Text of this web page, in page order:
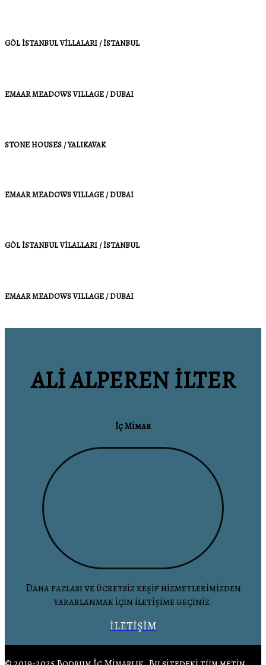
GÖL İSTANBUL VİLLALARI / İSTANBUL
EMAAR MEADOWS VILLAGE / DUBAI
STONE HOUSES / YALIKAVAK
EMAAR MEADOWS VILLAGE / DUBAI
GÖL İSTANBUL VİLALLARI / İSTANBUL
EMAAR MEADOWS VILLAGE / DUBAI
ALİ ALPEREN İLTER
İç Mimar
Daha fazlası ve ücretsiz keşif hizmetlerimizden
yararlanmak için iletişime geçiniz.
İLETİŞİM